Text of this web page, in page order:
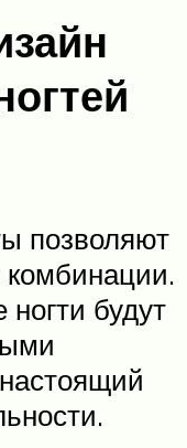
позволяют
комбинации.
будут